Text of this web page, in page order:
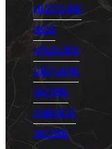
HISTOIRE
NOS
VALEURS
L'ÉQUIPE
NOTRE
AGENCE
NOTRE